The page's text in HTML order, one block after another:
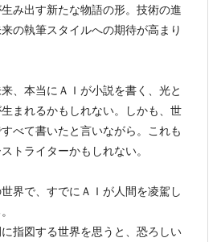
み出す新たな物語の形。技術の進
の執筆スタイルへの期待が高まり
、本当にＡＩが小説を書く、光と
まれるかもしれない。しかも、世
べて書いたと言いながら。これも
トライターかもしれない。
界で、すでにＡＩが人間を凌駕し
指図する世界を思うと、恐ろしい